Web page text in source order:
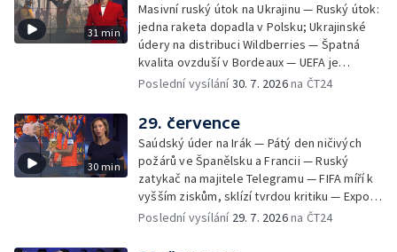
31 min
Masivní ruský útok na Ukrajinu — Ruský útok:
jedna raketa dopadla v Polsku; Ukrajinské
údery na distribuci Wildberries — Špatná
kvalita ovzduší v Bordeaux — UEFA je
připravená bojkotovat MS ve fotbale —
— Republikáni tvrdí, že Fauci pohrdá
Kongresem — Největší socha Panny Marie v
Evropě
Poslední vysílání30. 7. 2026na ČT24
30 min
29. července
Saúdský úder na Irák — Pátý den ničivých
požárů ve Španělsku a Francii — Ruský
zatykač na majitele Telegramu — FIFA míří k
vyšším ziskům, sklízí tvrdou kritiku — Export
ukrajinského obilí ohrožovaný Ruskem —
Poslední vysílání 29. 7. 2026na ČT24